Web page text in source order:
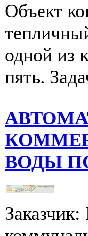
Объект
одной из
пять.
ВОДЫ